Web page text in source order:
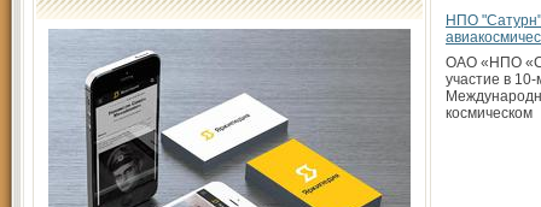
НПО "Сатурн"
ОАО «НПО
участие в
космическом